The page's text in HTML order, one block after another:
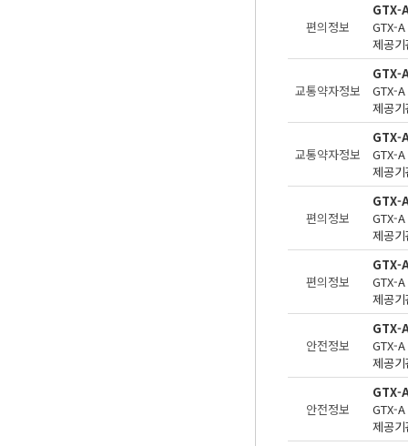
편의정보
GTX-
제공
교통약자정보
GTX-
제공
교통약자정보
GTX-
제공
편의정보
GTX-
제공
편의정보
GTX-
제공
안전정보
GTX-
제공
안전정보
GTX-
제공